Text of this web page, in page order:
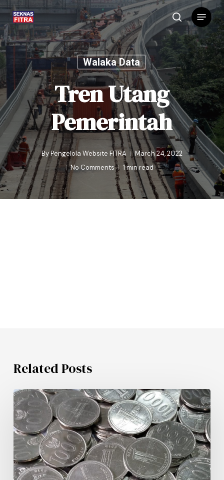
Skip
main
content
search
Menu
Walaka Data
Tren Utang
Pemerintah
ByPengelola Website FITRA
March 24, 2022
No Comments
1 min read
Related Posts